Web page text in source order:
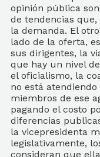
opinión pública
de tendencias
la demanda. El
lado de la oferta,
sus dirigentes, la
que hay un nivel
el oficialismo, la
no está
miembros de ese
pagando el costo
diferencias
la vicepresidenta
legislativamente,
consideran que